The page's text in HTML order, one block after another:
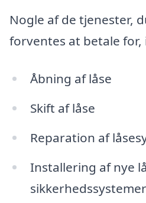
Nogle af de tjenester,
forventes at betale
Åbning af låse
Skift af låse
Reparation af
Installering af nye
sikkerhedssystemer